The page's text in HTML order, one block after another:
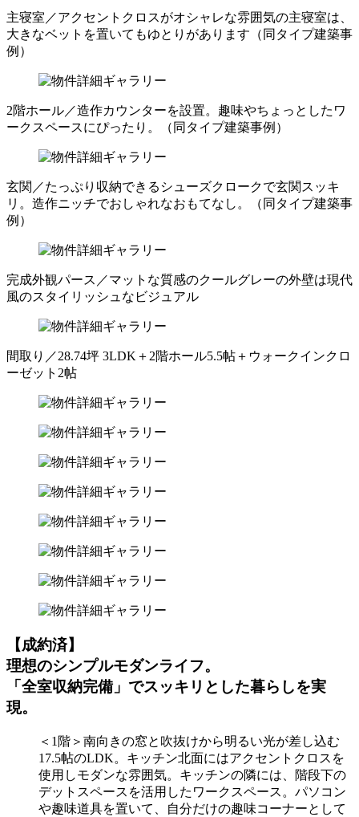
主寝室／アクセントクロスがオシャレな雰囲気の主寝室は、
大きなベットを置いてもゆとりがあります（同タイプ建築事
例）
2階ホール／造作カウンターを設置。趣味やちょっとしたワ
ークスペースにぴったり。（同タイプ建築事例）
玄関／たっぷり収納できるシューズクロークで玄関スッキ
リ。造作ニッチでおしゃれなおもてなし。（同タイプ建築事
例）
完成外観パース／マットな質感のクールグレーの外壁は現代
風のスタイリッシュなビジュアル
間取り／28.74坪 3LDK＋2階ホール5.5帖＋ウォークインクロ
ーゼット2帖
【成約済】
理想のシンプルモダンライフ。
「全室収納完備」でスッキリとした暮らしを実
現。
＜1階＞南向きの窓と吹抜けから明るい光が差し込む
17.5帖のLDK。キッチン北面にはアクセントクロスを
使用しモダンな雰囲気。キッチンの隣には、階段下の
デットスペースを活用したワークスペース。パソコン
や趣味道具を置いて、自分だけの趣味コーナーとして